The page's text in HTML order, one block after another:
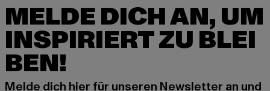
MELDE DICH AN, UM
INSPIRIERT ZU BLEI
BEN!
Melde dich hier für unseren Newsletter an und